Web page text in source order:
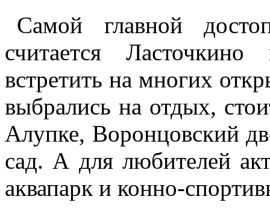
Самой главной
считается
встретить на многих
выбрались на отдых,
Алупке, Воронцовский
сад. А для любителей
аквапарк и конно-